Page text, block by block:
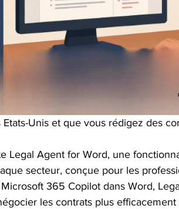
Unis et que vous rédigez des
Legal Agent for Word, une
secteur, conçue pour les
365 Copilot dans Word,
les contrats plus